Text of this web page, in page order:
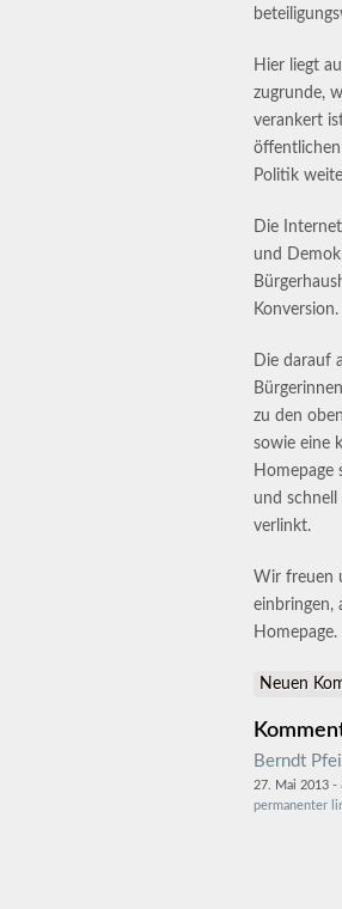
Hier liegt
zugrunde,
verankert
Politik
Die
und
Konversion.
Die darauf
zu den
sowie eine
Homepage
und
verlinkt.
Wir freuen
einbringen,
Homepage.
Neuen
Berndt
27. Mai 2013 -
permanenter